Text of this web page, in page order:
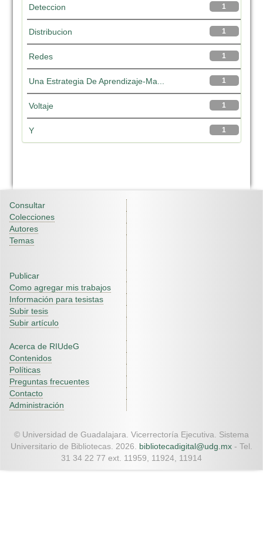
1
Deteccion
1
Distribucion
1
Redes
1
Una Estrategia De Aprendizaje-Ma...
1
Voltaje
1
Y
Consultar
Colecciones
Autores
Temas
Publicar
Como agregar mis trabajos
Información para tesistas
Subir tesis
Subir artículo
Acerca de RIUdeG
Contenidos
Políticas
Preguntas frecuentes
Contacto
Administración
© Universidad de Guadalajara. Vicerrectoría Ejecutiva. Sistema
Universitario de Bibliotecas. 2026. bibliotecadigital@udg.mx - Tel.
31 34 22 77 ext. 11959, 11924, 11914